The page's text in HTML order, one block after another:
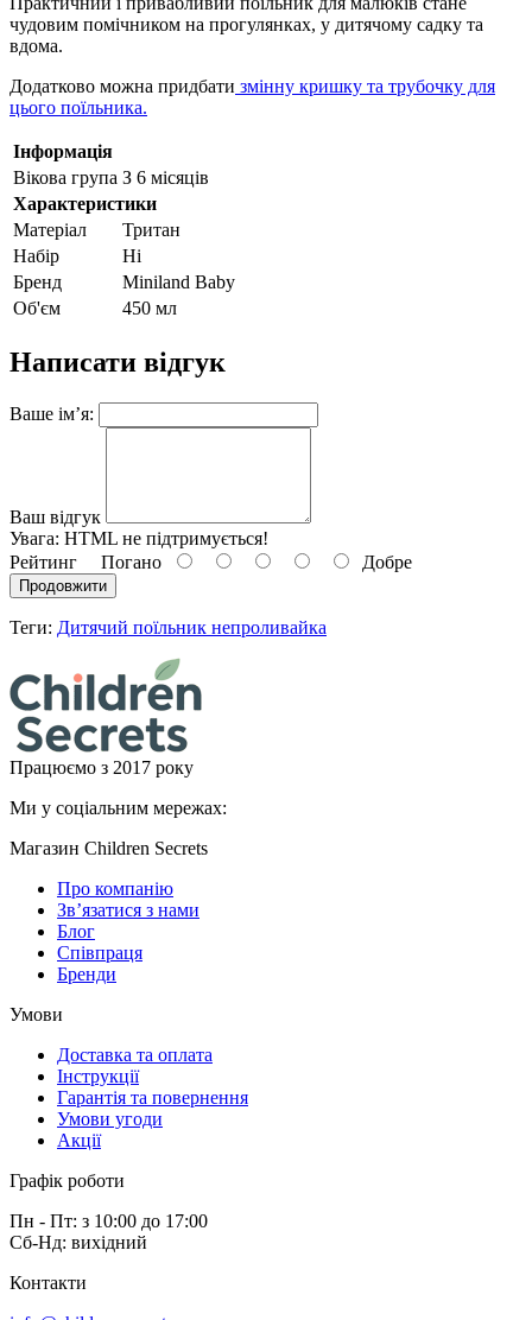
чудовим помічником на прогулянках, у дитячому садку та
вдома.
Додатково можна придбати змінну кришку та трубочку для
цього поїльника.
Інформація
Вікова група З 6 місяців
Характеристики
Матеріал
Тритан
Набір
Ні
Бренд
Miniland Baby
Об'єм
450 мл
Написати відгук
Ваше ім’я:
Ваш відгук
Увага: HTML не підтримується!
Рейтинг Погано Добре
Продовжити
Теги: Дитячий поїльник непроливайка
Працюємо з 2017 року
Ми у соціальним мережах:
Магазин Children Secrets
Про компанію
Зв’язатися з нами
Блог
Співпраця
Бренди
Умови
Доставка та оплата
Інструкції
Гарантія та повернення
Умови угоди
Акції
Графік роботи
Пн - Пт: з 10:00 до 17:00
Сб-Нд: вихідний
Контакти